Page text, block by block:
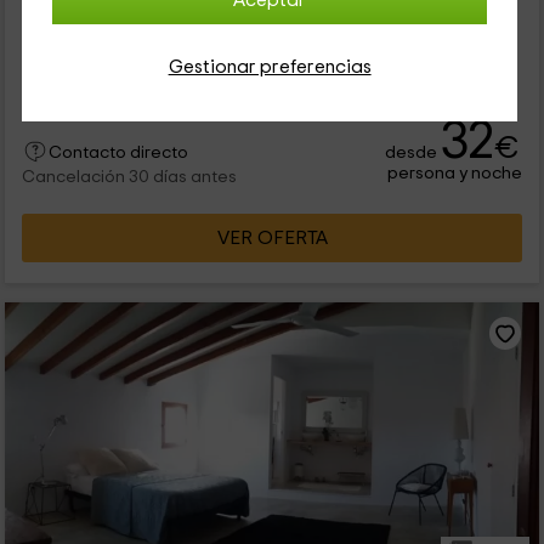
Gestionar preferencias
Contacto directo
Cancelación 30 días antes
desde 32€
persona y noche
VER OFERTA